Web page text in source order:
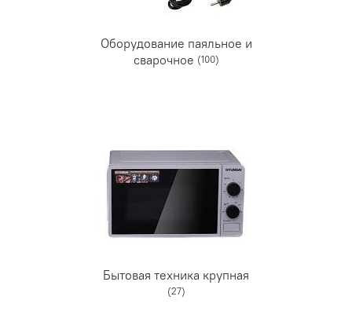
Оборудование паяльное и
сварочное (100)
Бытовая техника крупная
(27)